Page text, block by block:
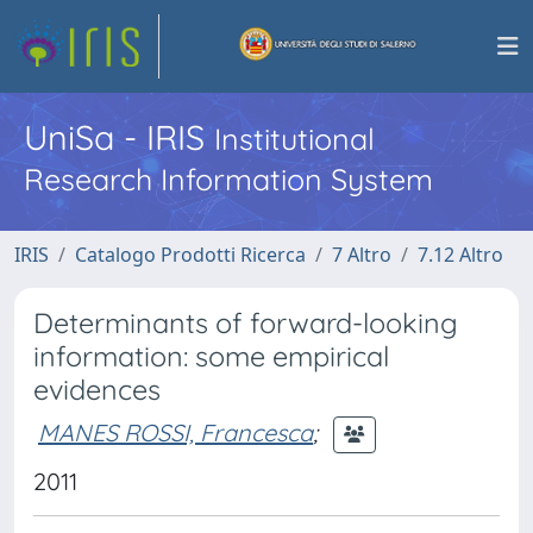
UniSa - IRISInstitutional
Research Information System
IRIS Catalogo Prodotti Ricerca 7 Altro 7.12 Altro
Determinants of forward-looking
information: some empirical
evidences
MANES ROSSI, Francesca;
2011